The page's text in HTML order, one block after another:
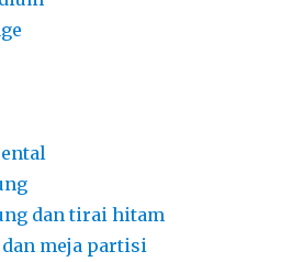
dan tirai hitam
meja partisi